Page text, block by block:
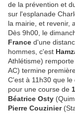
de la prévention et
sur l'esplanade
la mairie, et revenir,
Dès 9h00, le
France d'une
hommes, c'est
Athlétisme)
AC) termine
C'est à 11h30 que le
pour une course de
Béatrice Osty
Pierre Couzinier